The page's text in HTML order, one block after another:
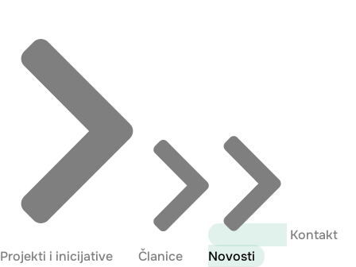
Projekti i inicijative Članice Novosti
Kontakt